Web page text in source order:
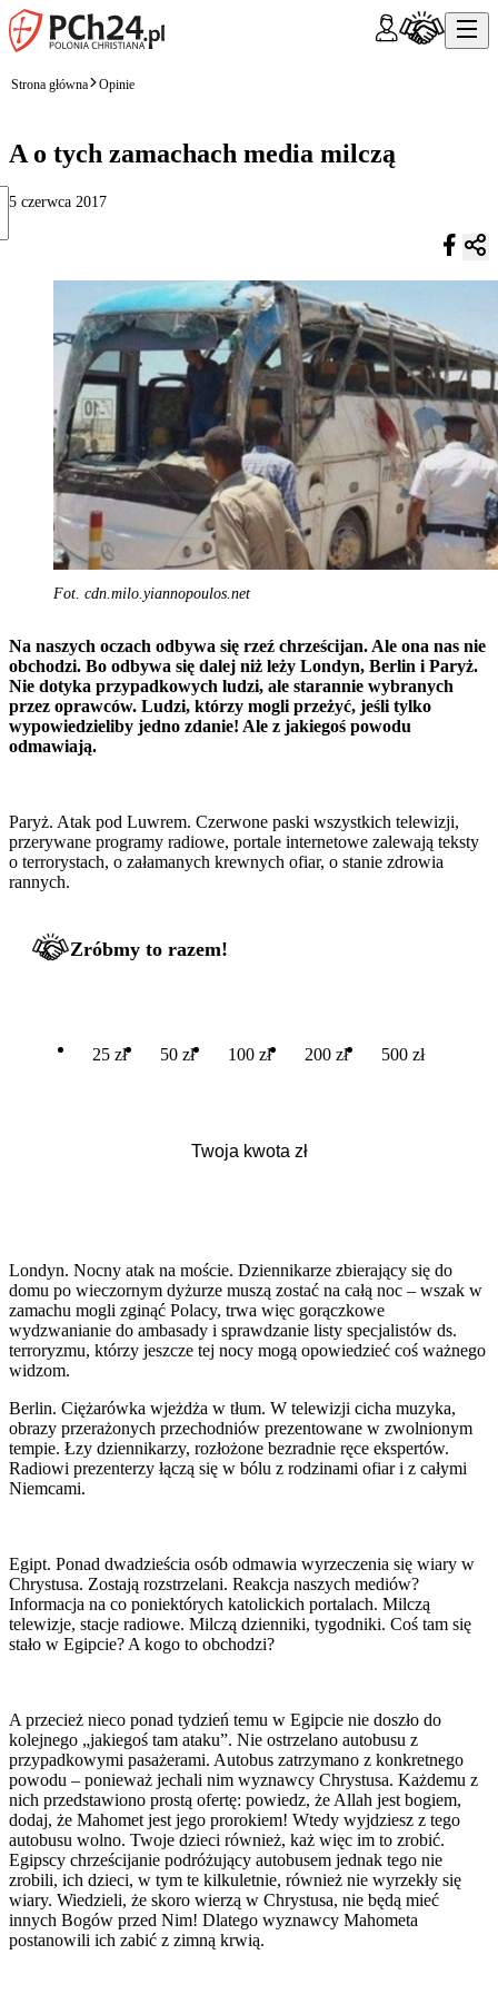
Strona główna Opinie
A o tych zamachach media milczą
5 czerwca 2017
Fot. cdn.milo.yiannopoulos.net
Na naszych oczach odbywa się rzeź chrześcijan. Ale ona nas nie
obchodzi. Bo odbywa się dalej niż leży Londyn, Berlin i Paryż.
Nie dotyka przypadkowych ludzi, ale starannie wybranych
przez oprawców. Ludzi, którzy mogli przeżyć, jeśli tylko
wypowiedzieliby jedno zdanie! Ale z jakiegoś powodu
odmawiają.
Paryż. Atak pod Luwrem. Czerwone paski wszystkich telewizji,
przerywane programy radiowe, portale internetowe zalewają teksty
o terrorystach, o załamanych krewnych ofiar, o stanie zdrowia
rannych.
Zróbmy to razem!
25 zł 50 zł 100 zł 200 zł 500 zł
Londyn. Nocny atak na moście. Dziennikarze zbierający się do
domu po wieczornym dyżurze muszą zostać na całą noc – wszak w
zamachu mogli zginąć Polacy, trwa więc gorączkowe
wydzwanianie do ambasady i sprawdzanie listy specjalistów ds.
terroryzmu, którzy jeszcze tej nocy mogą opowiedzieć coś ważnego
widzom.
Berlin. Ciężarówka wjeżdża w tłum. W telewizji cicha muzyka,
obrazy przerażonych przechodniów prezentowane w zwolnionym
tempie. Łzy dziennikarzy, rozłożone bezradnie ręce ekspertów.
Radiowi prezenterzy łączą się w bólu z rodzinami ofiar i z całymi
Niemcami.
Egipt. Ponad dwadzieścia osób odmawia wyrzeczenia się wiary w
Chrystusa. Zostają rozstrzelani. Reakcja naszych mediów?
Informacja na co poniektórych katolickich portalach. Milczą
telewizje, stacje radiowe. Milczą dzienniki, tygodniki. Coś tam się
stało w Egipcie? A kogo to obchodzi?
A przecież nieco ponad tydzień temu w Egipcie nie doszło do
kolejnego „jakiegoś tam ataku”. Nie ostrzelano autobusu z
przypadkowymi pasażerami. Autobus zatrzymano z konkretnego
powodu – ponieważ jechali nim wyznawcy Chrystusa. Każdemu z
nich przedstawiono prostą ofertę: powiedz, że Allah jest bogiem,
dodaj, że Mahomet jest jego prorokiem! Wtedy wyjdziesz z tego
autobusu wolno. Twoje dzieci również, każ więc im to zrobić.
Egipscy chrześcijanie podróżujący autobusem jednak tego nie
zrobili, ich dzieci, w tym te kilkuletnie, również nie wyrzekły się
wiary. Wiedzieli, że skoro wierzą w Chrystusa, nie będą mieć
innych Bogów przed Nim! Dlatego wyznawcy Mahometa
postanowili ich zabić z zimną krwią.